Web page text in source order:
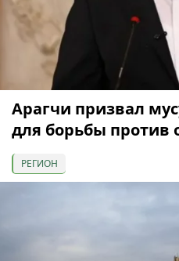
Арагчи призвал
для борьбы против
РЕГИОН